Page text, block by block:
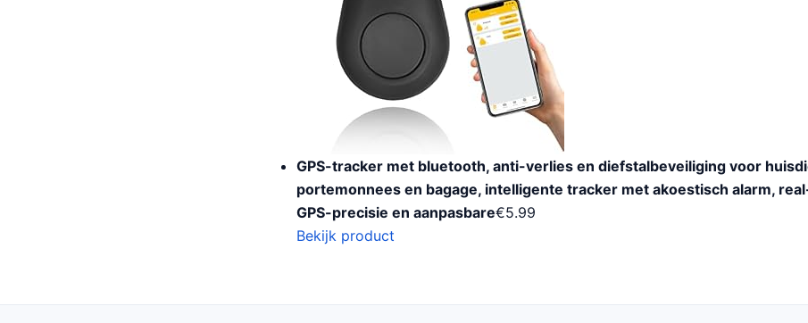
GPS-tracker met bluetooth, anti-verlies en diefstalbeveiliging voor
portemonnees en bagage, intelligente tracker met akoestisch alarm,
GPS-precisie en aanpasbare€5.99
Bekijk product